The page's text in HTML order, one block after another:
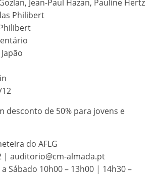
Jean-Paul Hazan, Pauline Hertz
Philibert
12
desconto de 50% para jovens e
do AFLG
| auditorio@cm-almada.pt
Sábado 10h00 – 13h00 | 14h30 –